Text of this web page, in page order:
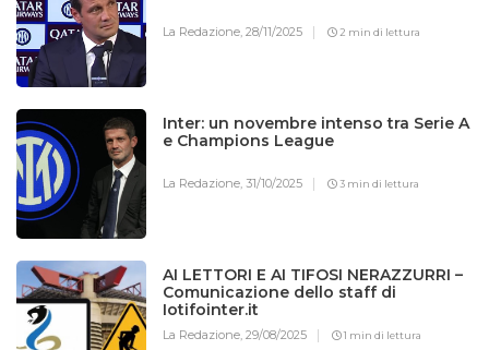
La Redazione,28/11/2025 2 min di lettura
Inter: un novembre intenso tra Serie A
e Champions League
La Redazione,31/10/2025 3 min di lettura
AI LETTORI E AI TIFOSI NERAZZURRI –
Comunicazione dello staff di
Iotifointer.it
La Redazione,29/08/2025 1 min di lettura